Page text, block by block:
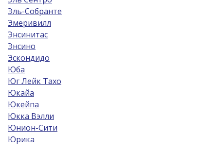
Эль-Собрантe
Эмеривилл
Энсинитас
Энсино
Эскондидо
Юба
Юг Лейк Тахо
Юкайа
Юкейпа
Юкка Вэлли
Юнион-Сити
Юрика